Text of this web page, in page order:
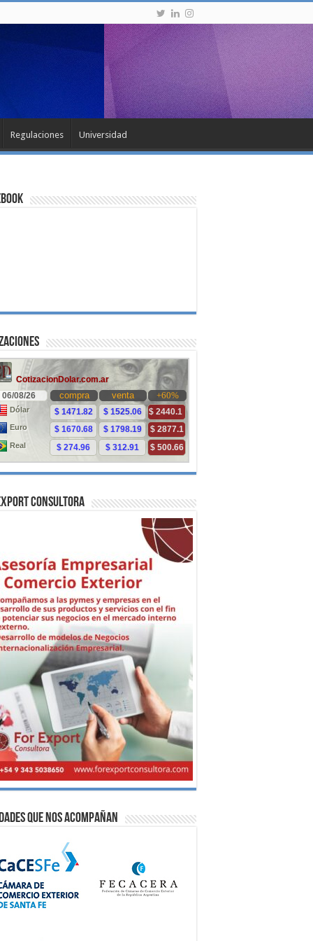
Regulaciones Universidad
Consultora
que nos acompañan